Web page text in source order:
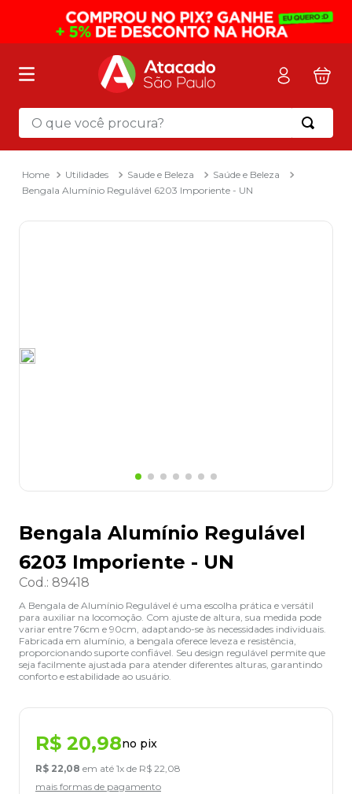
O que você procura?
Utilidades Saude e Beleza
Saúde e Beleza
Bengala Alumínio Regulável 6203 Imporiente - UN
Bengala Alumínio Regulável
6203 Imporiente - UN
Cod.: 89418
A Bengala de Alumínio Regulável é uma escolha prática e versátil
para auxiliar na locomoção. Com ajuste de altura, sua medida pode
variar entre 76cm e 90cm, adaptando-se às necessidades individuais.
Fabricada em alumínio, a bengala oferece leveza e resistência,
proporcionando suporte confiável. Seu design regulável permite que
seja facilmente ajustada para atender diferentes alturas, garantindo
conforto e estabilidade ao usuário.
R$ 20,98no pix
R$ 22,08 em até 1x de R$ 22,08
mais formas de pagamento
Termos mais buscados
mochila
2º sacola
3º mala
8